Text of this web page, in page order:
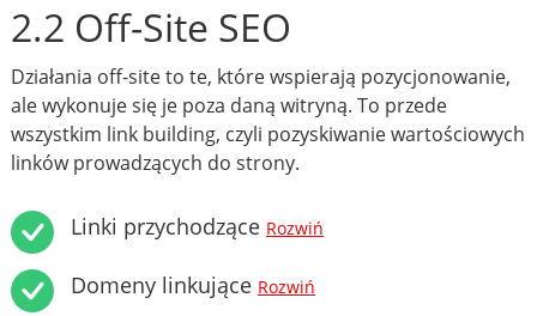
2.2 Off-Site SEO
Działania off-site to te, które wspierają pozycjonowanie,
ale wykonuje się je poza daną witryną. To przede
wszystkim link building, czyli pozyskiwanie wartościowych
linków prowadzących do strony.
Linki przychodzące Rozwiń
Domeny linkujące Rozwiń